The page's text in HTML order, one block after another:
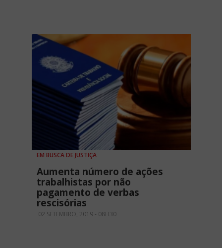
EM BUSCA DE JUSTIÇA
Aumenta número de ações
trabalhistas por não
pagamento de verbas
rescisórias
02 SETEMBRO, 2019 - 08H30